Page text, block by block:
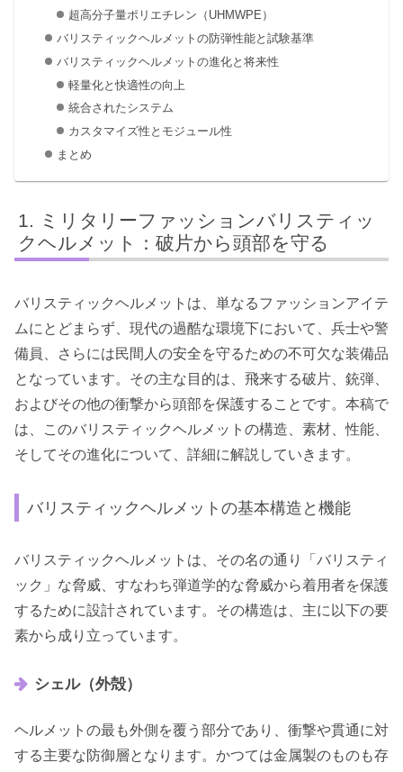
超高分子量ポリエチレン（UHMWPE）
バリスティックヘルメットの防弾性能と試験基準
バリスティックヘルメットの進化と将来性
軽量化と快適性の向上
統合されたシステム
カスタマイズ性とモジュール性
まとめ
ミリタリーファッションバリスティッ
クヘルメット：破片から頭部を守る
バリスティックヘルメットは、単なるファッションアイテ
ムにとどまらず、現代の過酷な環境下において、兵士や警
備員、さらには民間人の安全を守るための不可欠な装備品
となっています。その主な目的は、飛来する破片、銃弾、
およびその他の衝撃から頭部を保護することです。本稿で
は、このバリスティックヘルメットの構造、素材、性能、
そしてその進化について、詳細に解説していきます。
バリスティックヘルメットの基本構造と機能
バリスティックヘルメットは、その名の通り「バリスティ
ック」な脅威、すなわち弾道学的な脅威から着用者を保護
するために設計されています。その構造は、主に以下の要
素から成り立っています。
シェル（外殻）
ヘルメットの最も外側を覆う部分であり、衝撃や貫通に対
する主要な防御層となります。かつては金属製のものも存